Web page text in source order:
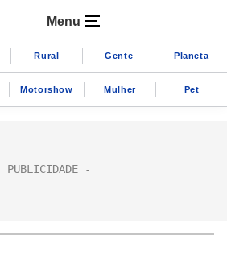
Menu
Rural Gente Planeta
Motorshow Mulher Pet